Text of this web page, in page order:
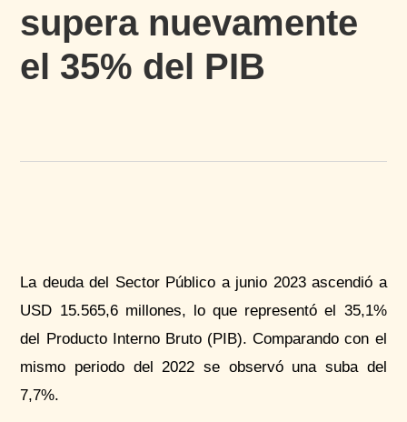
supera nuevamente
el 35% del PIB
La deuda del Sector Público a junio 2023 ascendió a
USD 15.565,6 millones, lo que representó el 35,1%
del Producto Interno Bruto (PIB). Comparando con el
mismo periodo del 2022 se observó una suba del
7,7%.